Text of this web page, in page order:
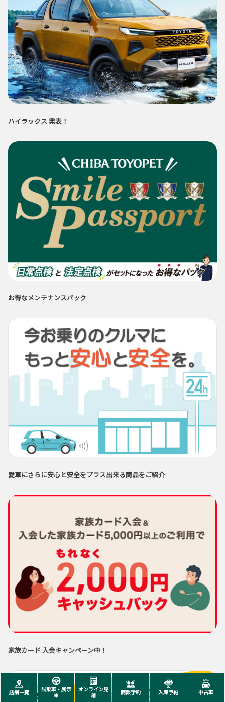
ハイラックス 発表！
お得なメンテナンスパック
愛車にさらに安心と安全をプラス出来る商品をご紹介
家族カード 入会キャンペーン中！
店舗一覧
試乗車・展示
車
オンライン見
積
商談予約 入庫予約 中古車